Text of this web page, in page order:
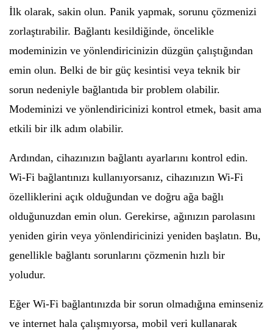
İlk olarak, sakin olun. Panik yapmak, sorunu çözmenizi
zorlaştırabilir. Bağlantı kesildiğinde, öncelikle
modeminizin ve yönlendiricinizin düzgün çalıştığından
emin olun. Belki de bir güç kesintisi veya teknik bir
sorun nedeniyle bağlantıda bir problem olabilir.
Modeminizi ve yönlendiricinizi kontrol etmek, basit ama
etkili bir ilk adım olabilir.
Ardından, cihazınızın bağlantı ayarlarını kontrol edin.
Wi-Fi bağlantınızı kullanıyorsanız, cihazınızın Wi-Fi
özelliklerini açık olduğundan ve doğru ağa bağlı
olduğunuzdan emin olun. Gerekirse, ağınızın parolasını
yeniden girin veya yönlendiricinizi yeniden başlatın. Bu,
genellikle bağlantı sorunlarını çözmenin hızlı bir
yoludur.
Eğer Wi-Fi bağlantınızda bir sorun olmadığına eminseniz
ve internet hala çalışmıyorsa, mobil veri kullanarak